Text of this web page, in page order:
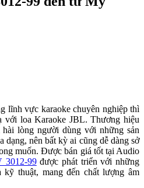
lĩnh vực karaoke chuyên nghiệp thì
với loa Karaoke JBL. Thương hiệu
lòng người dùng với những sản
dạng, nên bất kỳ ai cũng dễ dàng sở
muốn. Được bán giá tốt tại Audio
3012-99được phát triển với những
thuật, mang đến chất lượng âm